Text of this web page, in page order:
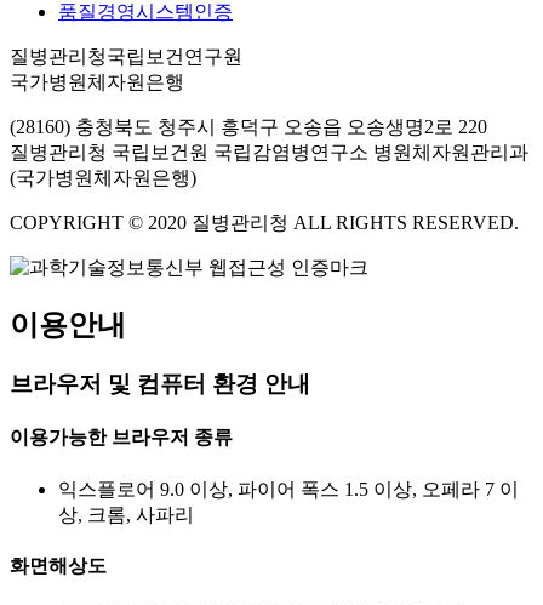
품질경영시스템인증
질병관리청국립보건연구원
국가병원체자원은행
(28160) 충청북도 청주시 흥덕구 오송읍 오송생명2로 220
질병관리청 국립보건원 국립감염병연구소 병원체자원관리과
(국가병원체자원은행)
COPYRIGHT © 2020 질병관리청 ALL RIGHTS RESERVED.
이용안내
브라우저 및 컴퓨터 환경 안내
이용가능한 브라우저 종류
익스플로어 9.0 이상, 파이어 폭스 1.5 이상, 오페라 7 이
상, 크롬, 사파리
화면해상도